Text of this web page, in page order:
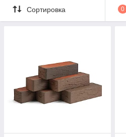
Сортировка 0